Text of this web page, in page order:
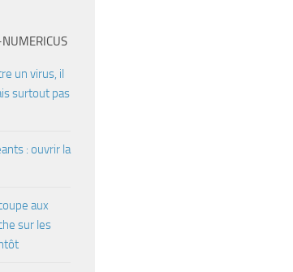
NUMERICUS
un virus, il
surtout pas
: ouvrir la
aux
sur les